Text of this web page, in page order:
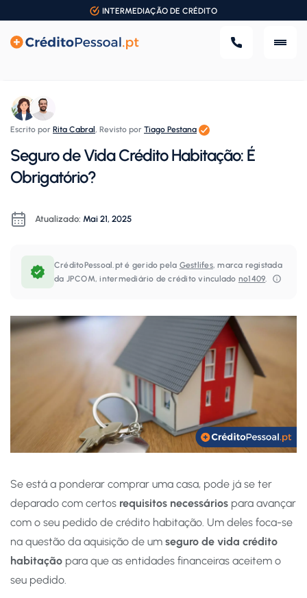
INTERMEDIAÇÃO DE CRÉDITO
Escrito por Rita Cabral , Revisto por Tiago Pestana
Seguro de Vida Crédito Habitação: É
Obrigatório?
Atualizado: Mai 21, 2025
CréditoPessoal.pt é gerido pela Gestlifes, marca registada
da JPCOM, intermediário de crédito vinculado nº1409.⁠
Se está a ponderar comprar uma casa, pode já se ter
deparado com certos requisitos necessários para avançar
com o seu pedido de crédito habitação. Um deles foca-se
na questão da aquisição de um seguro de vida crédito
habitação para que as entidades financeiras aceitem o
seu pedido.